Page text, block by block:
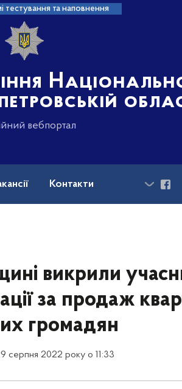
тестування та наповнення
вебпортал
Контакти
викрили
за продаж
громадян
серпня 2022 року о 11:33